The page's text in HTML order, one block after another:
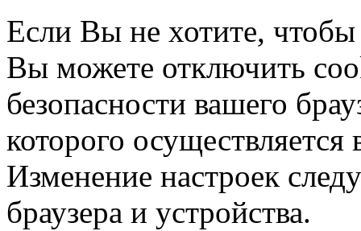
Если Вы не хотите,
Вы можете отключить
безопасности вашего
которого
Изменение настроек
браузера и устройства.